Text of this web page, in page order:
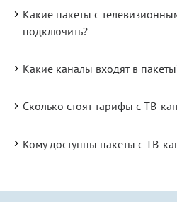
Какие пакеты с
подключить?
Какие каналы входят в
Сколько стоят тарифы с ТВ-
Кому доступны пакеты с ТВ-